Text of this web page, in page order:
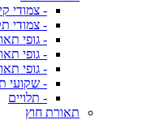
- צמודי
- צמודי
- גופי
- גופי
- גופי
- שקועי
- תלויים
תאורת חוץ